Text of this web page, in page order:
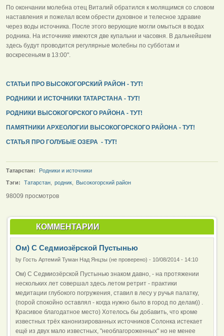
По окончании молебна отец Виталий обратился к молящимся со словом
наставления и пожелал всем обрести духовное и телесное здравие
через воды источника. После этого верующие могли омыться в водах
родника. На источнике имеются две купальни и часовня. В дальнейшем
здесь будут проводится регулярные молебны по субботам и
воскресеньям в 13:00".
СТАТЬИ ПРО ВЫСОКОГОРСКИЙ РАЙОН - ТУТ!
РОДНИКИ И ИСТОЧНИКИ ТАТАРСТАНА - ТУТ!
РОДНИКИ ВЫСОКОГОРСКОГО РАЙОНА - ТУТ!
ПАМЯТНИКИ АРХЕОЛОГИИ ВЫСОКОГОРСКОГО РАЙОНА - ТУТ!
СТАТЬЯ ПРО ГОЛУБЫЕ ОЗЕРА - ТУТ!
Татарстан:
Родники и источники
Тэги:
Татарстан родник Высокогорский район
98009 просмотров
КОММЕНТАРИИ
Ом) С Седмиозёрской Пустынью
by Гость Артемий Туман Над Янцзы (не проверено) - 10/08/2014 - 14:10
Ом) С Седмиозёрской Пустынью знаком давно, - на протяжении
нескольких лет совершал здесь летом ретрит - практики
медитации глубокого погружения, ставил в лесу у ручья палатку,
(порой спокойно оставлял - когда нужно было в город по делам)) .
Красивое благодатное место) Хотелось бы добавить, что кроме
известных трёх канонизированных источников Солонка истекает
ещё из двух мало известных, "необлагороженных" но не менее